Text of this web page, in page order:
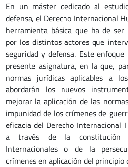
En un máster dedicado al
defensa, el Derecho Internacional
herramienta básica que ha de ser
por los distintos actores que
seguridad y defensa. Este
presente asignatura, en la que,
normas jurídicas aplicables a
abordarán los nuevos
mejorar la aplicación de las
impunidad de los crímenes de
eficacia del Derecho Internacional
a través de la constitución
Internacionales o de la
crímenes en aplicación del